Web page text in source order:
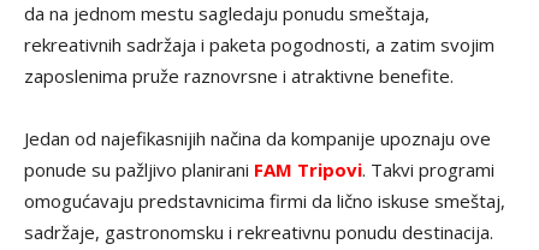
da na jednom mestu sagledaju ponudu smeštaja,
rekreativnih sadržaja i paketa pogodnosti, a zatim svojim
zaposlenima pruže raznovrsne i atraktivne benefite.
Jedan od najefikasnijih načina da kompanije upoznaju ove
ponude su pažljivo planirani FAM Tripovi. Takvi programi
omogućavaju predstavnicima firmi da lično iskuse smeštaj,
sadržaje, gastronomsku i rekreativnu ponudu destinacija.